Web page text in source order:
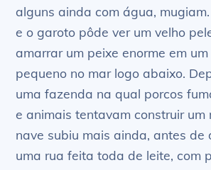
alguns ainda com água,
e o garoto pôde ver um velho
amarrar um peixe enorme em
pequeno no mar logo abaixo.
uma fazenda na qual porcos
e animais tentavam construir um
nave subiu mais ainda, antes de
uma rua feita toda de leite, com